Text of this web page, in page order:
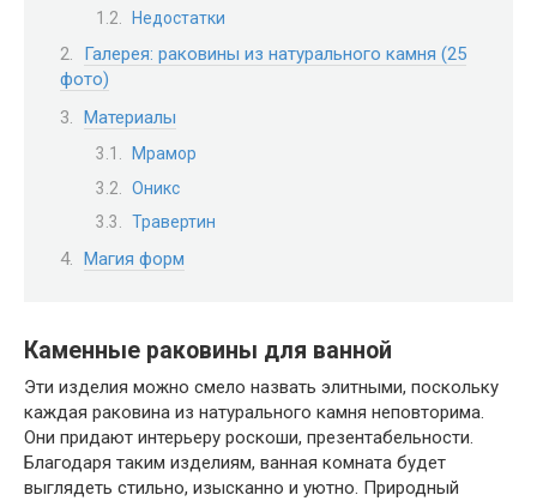
Недостатки
Галерея: раковины из натурального камня (25
фото)
Материалы
Мрамор
Оникс
Травертин
Магия форм
Каменные раковины для ванной
Эти изделия можно смело назвать элитными, поскольку
каждая раковина из натурального камня неповторима.
Они придают интерьеру роскоши, презентабельности.
Благодаря таким изделиям, ванная комната будет
выглядеть стильно, изысканно и уютно. Природный